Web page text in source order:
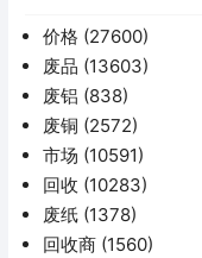
价格 (27600)
废品 (13603)
废铝 (838)
废铜 (2572)
市场 (10591)
回收 (10283)
废纸 (1378)
回收商 (1560)